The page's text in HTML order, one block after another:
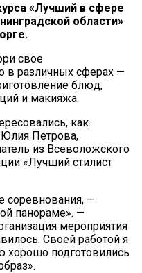
«Лучший в сфере
области»
свое
в различных сферах —
блюд,
и макияжа.
как
Петрова,
из Всеволожского
«Лучший стилист
соревнования, —
панораме». —
мероприятия
Своей работой я
подготовились